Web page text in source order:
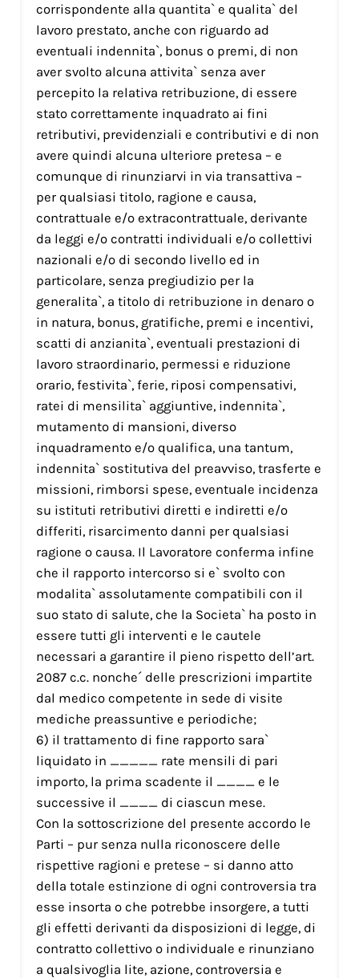
corrispondente alla quantita` e qualita` del
lavoro prestato, anche con riguardo ad
eventuali indennita`, bonus o premi, di non
aver svolto alcuna attivita` senza aver
percepito la relativa retribuzione, di essere
stato correttamente inquadrato ai fini
retributivi, previdenziali e contributivi e di non
avere quindi alcuna ulteriore pretesa – e
comunque di rinunziarvi in via transattiva –
per qualsiasi titolo, ragione e causa,
contrattuale e/o extracontrattuale, derivante
da leggi e/o contratti individuali e/o collettivi
nazionali e/o di secondo livello ed in
particolare, senza pregiudizio per la
generalita`, a titolo di retribuzione in denaro o
in natura, bonus, gratifiche, premi e incentivi,
scatti di anzianita`, eventuali prestazioni di
lavoro straordinario, permessi e riduzione
orario, festivita`, ferie, riposi compensativi,
ratei di mensilita` aggiuntive, indennita`,
mutamento di mansioni, diverso
inquadramento e/o qualifica, una tantum,
indennita` sostitutiva del preavviso, trasferte e
missioni, rimborsi spese, eventuale incidenza
su istituti retributivi diretti e indiretti e/o
differiti, risarcimento danni per qualsiasi
ragione o causa. Il Lavoratore conferma infine
che il rapporto intercorso si e` svolto con
modalita` assolutamente compatibili con il
suo stato di salute, che la Societa` ha posto in
essere tutti gli interventi e le cautele
necessari a garantire il pieno rispetto dell’art.
2087 c.c. nonche´ delle prescrizioni impartite
dal medico competente in sede di visite
mediche preassuntive e periodiche;
6) il trattamento di fine rapporto sara`
liquidato in _____ rate mensili di pari
importo, la prima scadente il ____ e le
successive il ____ di ciascun mese.
Con la sottoscrizione del presente accordo le
Parti – pur senza nulla riconoscere delle
rispettive ragioni e pretese – si danno atto
della totale estinzione di ogni controversia tra
esse insorta o che potrebbe insorgere, a tutti
gli effetti derivanti da disposizioni di legge, di
contratto collettivo o individuale e rinunziano
a qualsivoglia lite, azione, controversia e